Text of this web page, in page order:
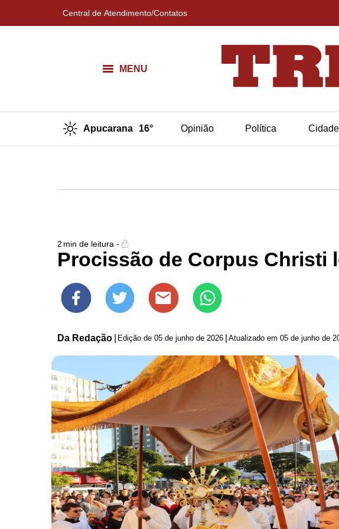
Central de Atendimento/Contatos
MENU
Apucarana 16° Opinião Política
2 min de leitura -
Procissão de Corpus Christi
Da Redação Edição de 05 de junho de 2026 Atualizado em 05 de junho de